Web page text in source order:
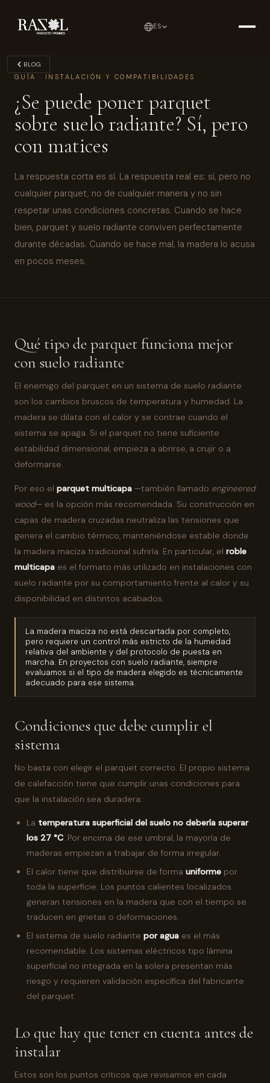
ES
BLOG
GUÍA · INSTALACIÓN Y COMPATIBILIDADES
¿Se puede poner parquet
sobre suelo radiante? Sí, pero
con matices
La respuesta corta es sí. La respuesta real es: sí, pero no
cualquier parquet, no de cualquier manera y no sin
respetar unas condiciones concretas. Cuando se hace
bien, parquet y suelo radiante conviven perfectamente
durante décadas. Cuando se hace mal, la madera lo acusa
en pocos meses.
Qué tipo de parquet funciona mejor
con suelo radiante
El enemigo del parquet en un sistema de suelo radiante
son los cambios bruscos de temperatura y humedad. La
madera se dilata con el calor y se contrae cuando el
sistema se apaga. Si el parquet no tiene suficiente
estabilidad dimensional, empieza a abrirse, a crujir o a
deformarse.
Por eso el parquet multicapa —también llamado engineered
wood— es la opción más recomendada. Su construcción en
capas de madera cruzadas neutraliza las tensiones que
genera el cambio térmico, manteniéndose estable donde
la madera maciza tradicional sufriría. En particular, el roble
multicapa es el formato más utilizado en instalaciones con
suelo radiante por su comportamiento frente al calor y su
disponibilidad en distintos acabados.
La madera maciza no está descartada por completo,
pero requiere un control más estricto de la humedad
relativa del ambiente y del protocolo de puesta en
marcha. En proyectos con suelo radiante, siempre
evaluamos si el tipo de madera elegido es técnicamente
adecuado para ese sistema.
Condiciones que debe cumplir el
sistema
No basta con elegir el parquet correcto. El propio sistema
de calefacción tiene que cumplir unas condiciones para
que la instalación sea duradera:
La temperatura superficial del suelo no debería superar
los 27 °C. Por encima de ese umbral, la mayoría de
maderas empiezan a trabajar de forma irregular.
El calor tiene que distribuirse de forma uniforme por
toda la superficie. Los puntos calientes localizados
generan tensiones en la madera que con el tiempo se
traducen en grietas o deformaciones.
El sistema de suelo radiante por agua es el más
recomendable. Los sistemas eléctricos tipo lámina
superficial no integrada en la solera presentan más
riesgo y requieren validación específica del fabricante
del parquet.
Lo que hay que tener en cuenta antes de
instalar
Estos son los puntos críticos que revisamos en cada